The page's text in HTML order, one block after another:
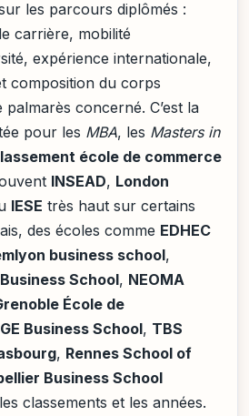
les parcours diplômés :
carrière, mobilité
expérience internationale,
composition du corps
concerné. C’est la
pour les MBA, les Masters in
école de commerce
INSEAD, London
IESE très haut sur certains
des écoles comme EDHEC
business school,
School, NEOMA
École de
Business School, TBS
, Rennes School of
Business School
classements et les années.